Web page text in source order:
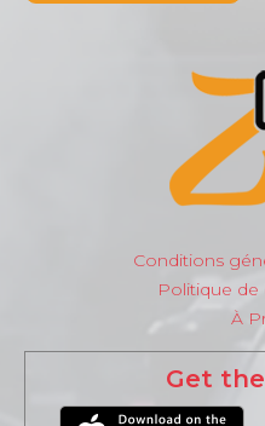
Conditions
Politique de
À
Get